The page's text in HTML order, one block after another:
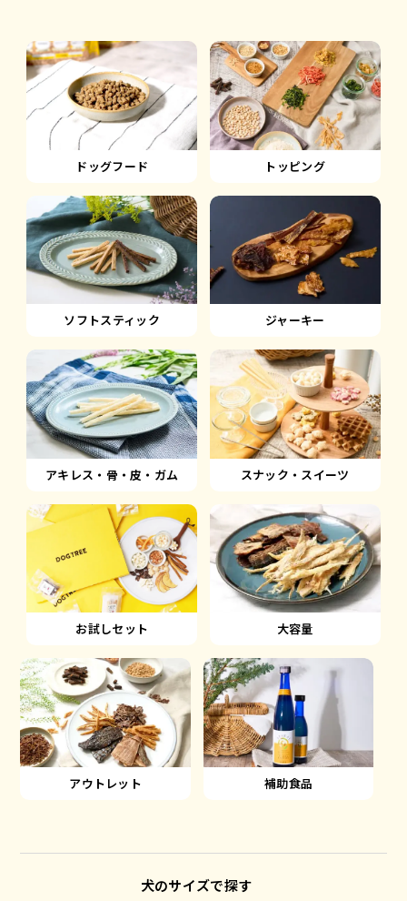
ドッグフード トッピング
ソフトスティック ジャーキー
アキレス・骨・皮・ガム スナック・スイーツ
お試しセット 大容量
アウトレット 補助食品
犬のサイズで探す